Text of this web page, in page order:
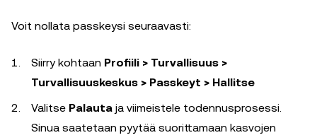
Voit nollata passkeysi seuraavasti:
Siirry kohtaan Profiili > Turvallisuus >
Turvallisuuskeskus > Passkeyt > Hallitse
Valitse Palauta ja viimeistele todennusprosessi.
Sinua saatetaan pyytää suorittamaan kasvojen